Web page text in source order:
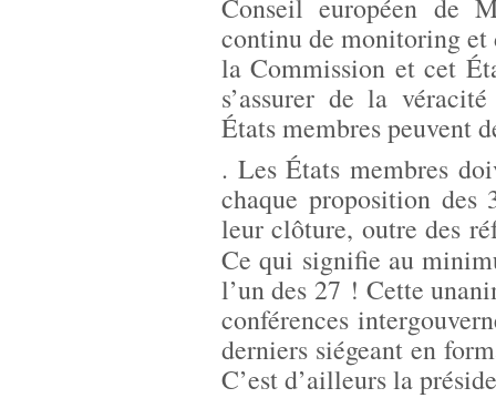
Conseil européen de
continu de monitoring
la Commission et cet
s’assurer de la
États membres peuvent
. Les États membres
chaque proposition
leur clôture, outre des
Ce qui signifie au
l’un des 27 ! Cette
conférences
derniers siégeant en
C’est d’ailleurs la